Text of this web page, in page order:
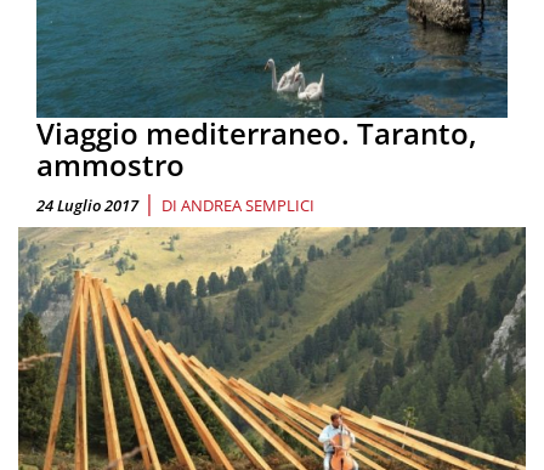
Viaggio mediterraneo. Taranto,
ammostro
24 Luglio 2017 | DI ANDREA SEMPLICI